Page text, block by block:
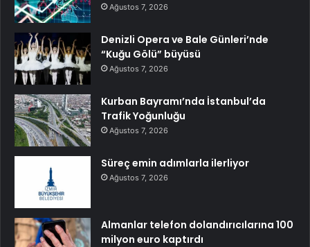
Ağustos 7, 2026
Denizli Opera ve Bale Günleri’nde
“Kuğu Gölü” büyüsü
Ağustos 7, 2026
Kurban Bayramı’nda İstanbul’da
Trafik Yoğunluğu
Ağustos 7, 2026
Süreç emin adımlarla ilerliyor
Ağustos 7, 2026
Almanlar telefon dolandırıcılarına 100
milyon euro kaptırdı